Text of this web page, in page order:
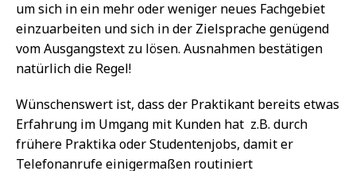
um sich in ein mehr oder weniger neues Fachgebiet
einzuarbeiten und sich in der Zielsprache genügend
vom Ausgangstext zu lösen. Ausnahmen bestätigen
natürlich die Regel!
Wünschenswert ist, dass der Praktikant bereits etwas
Erfahrung im Umgang mit Kunden hat  z.B. durch
frühere Praktika oder Studentenjobs, damit er
Telefonanrufe einigermaßen routiniert